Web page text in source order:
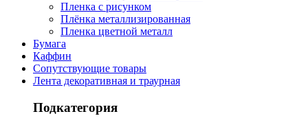
Пленка с рисунком
Плёнка металлизированная
Пленка цветной металл
Бумага
Каффин
Сопутствующие товары
Лента декоративная и траурная
Подкатегория